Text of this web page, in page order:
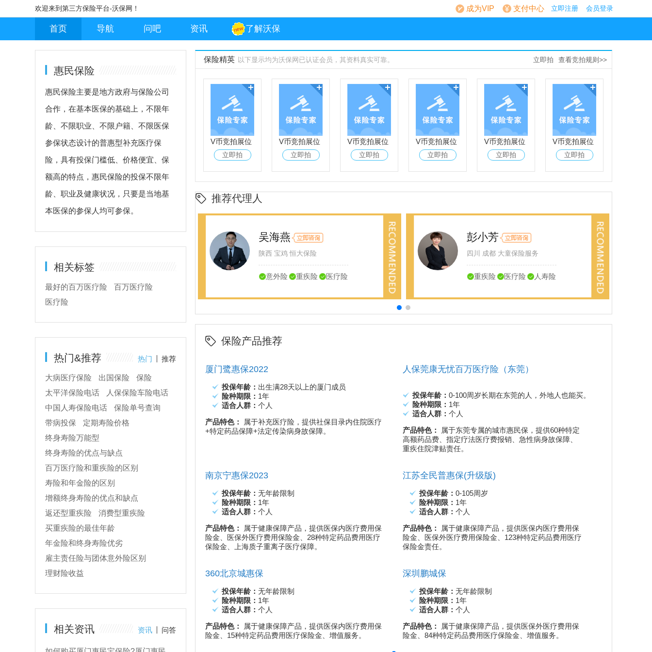
欢迎来到第三方保险平台-沃保网！ 成为VIP 支付中心 立即注册 会员登录
首页 导航 问吧 资讯 了解沃保
惠民保险
惠民保险主要是地方政府与保险公司
合作，在基本医保的基础上，不限年
龄、不限职业、不限户籍、不限医保
参保状态设计的普惠型补充医疗保
险，具有投保门槛低、价格便宜、保
额高的特点，惠民保险的投保不限年
龄、职业及健康状况，只要是当地基
本医保的参保人均可参保。
相关标签
最好的百万医疗险
百万医疗险
医疗险
热门&推荐 热门 推荐
大病医疗保险 出国保险
保险
太平洋保险电话
人保保险车险电话
中国人寿保险电话
保险单号查询
带病投保
定期寿险价格
终身寿险万能型
终身寿险的优点与缺点
百万医疗险和重疾险的区别
寿险和年金险的区别
增额终身寿险的优点和缺点
返还型重疾险
消费型重疾险
买重疾险的最佳年龄
年金险和终身寿险优劣
雇主责任险与团体意外险区别
理财险收益
相关资讯 资讯 问答
立即拍 查看竞拍规则>>
保险精英 以下显示均为沃保网已认证会员，其资料真实可靠。
V币竞拍展位
立即拍
V币竞拍展位
立即拍
V币竞拍展位
立即拍
V币竞拍展位
立即拍
V币竞拍展位
立即拍
V币竞拍展位
立即拍
推荐代理人
吴海燕
陕西 宝鸡 恒大保险
意外险 重疾险 医疗险
彭小芳
四川 成都 大童保险服务
重疾险 医疗险 人寿险
保险产品推荐
投保年龄：0-100周岁长期在东莞的人，外地人也能买。
险种期限：1年
适合人群： 个人
高额药品费、指定疗法医疗费报销、急性病身故保障、
重疾住院津贴责任。
投保年龄：0-105周岁
险种期限：1年
适合人群：个人
属于健康保障产品，提供医保内医疗费用保
保险金责任。
深圳鹏城保
适合人群：个人
属于健康保障产品，提供医保外医疗费用保
险金、84种特定药品费用医疗保险金、增值服务。
厦门鹭惠保2022
投保年龄： 出生满28天以上的厦门成员
险种期限： 1年
适合人群： 个人
产品特色：
属于补充医疗险，提供社保目录内住院医疗
+特定药品保障+法定传染病身故保障。
人保莞康无忧百万医疗险（东莞）
投保年龄： 0-100周岁长期在东莞的人，外地人也能买。
险种期限： 1年
适合人群： 个人
产品特色：
属于东莞专属的城市惠民保，提供60种特定
高额药品费、指定疗法医疗费报销、急性病身故保障、
重疾住院津贴责任。
南京宁惠保2023
投保年龄： 无年龄限制
险种期限： 1年
适合人群： 个人
产品特色：
属于健康保障产品，提供医保内医疗费用保
险金、医保外医疗费用保险金、28种特定药品费用医疗
保险金、上海质子重离子医疗保障。
江苏全民普惠保(升级版)
投保年龄： 0-105周岁
险种期限： 1年
适合人群： 个人
产品特色：
属于健康保障产品，提供医保内医疗费用保
险金、医保外医疗费用保险金、123种特定药品费用医疗
保险金责任。
360北京城惠保
投保年龄： 无年龄限制
险种期限： 1年
适合人群： 个人
产品特色：
属于健康保障产品，提供医保内医疗费用保
险金、15种特定药品费用医疗保险金、增值服务。
深圳鹏城保
投保年龄： 无年龄限制
险种期限： 1年
适合人群： 个人
产品特色：
属于健康保障产品，提供医保外医疗费用保
险金、84种特定药品费用医疗保险金、增值服务。